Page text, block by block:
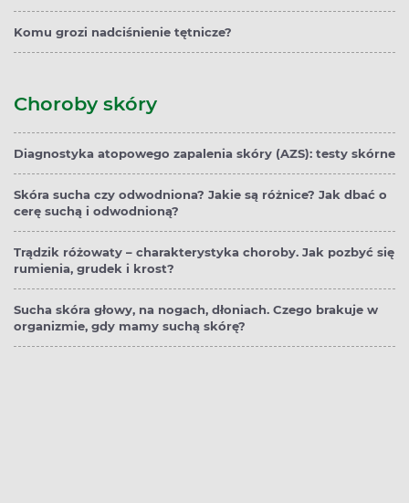
Komu grozi nadciśnienie tętnicze?
Choroby skóry
Diagnostyka atopowego zapalenia skóry (AZS): testy skórne
Skóra sucha czy odwodniona? Jakie są różnice? Jak dbać o
cerę suchą i odwodnioną?
Trądzik różowaty – charakterystyka choroby. Jak pozbyć się
rumienia, grudek i krost?
Sucha skóra głowy, na nogach, dłoniach. Czego brakuje w
organizmie, gdy mamy suchą skórę?